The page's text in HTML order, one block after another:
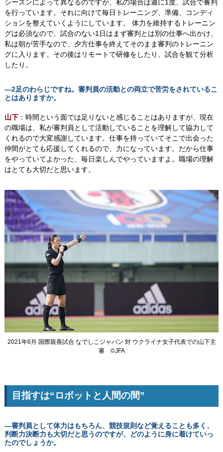
シーズンによって異なるのですが、私の場合は週に1度、試合で審判
を行っています。それに向けて毎日トレーニング、準備、コンディ
ションを整えていくようにしています。 体力を維持するトレーニン
グは必須なので、試合のない1日はまず審判とは別の仕事へ出かけ、
私は朝が苦手なので、夕方仕事を終えてそのまま審判のトレーニン
グに入ります。その後はリモートで研修をしたり、試合を観て分析
したり。
―2足のわらじですね。審判員の活動との両立で苦労をされているこ
とはありますか。
山下：時間という面では足りないと感じることはありますが、現在
の職場は、私が審判員として活動していることを理解して協力して
くれるので大変感謝しています。仕事を持っていてそこで出会った
仲間がとても応援してくれるので、力になっています。だから仕事
をやっていてよかった、毎日楽しんでやっていますよ。職場の理解
はとても大切だと思います。
2021年6月 国際親善試合 なでしこジャパン 対 ウクライナ女子代表での山下主
審 ©JFA
目指すは“ロボットと人間の間”
―審判員として体力はもちろん、競技規則など覚えることも多く、
判断力決断力も大切だと思うのですが、どのように身に着けていっ
たのでしょうか。